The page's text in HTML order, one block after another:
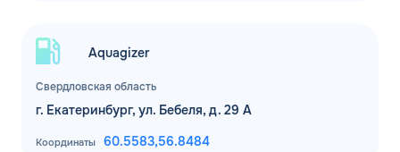
Свердловская область
Aquagizer
г. Екатеринбург, ул. Бебеля, д. 29 А
Координаты 60.5583,56.8484
ОБРАТНЫЙ ЗВОНОК
Имя*
Спасибо! Ваша заявка принята.
Мы свяжемся с Вами в ближайшее